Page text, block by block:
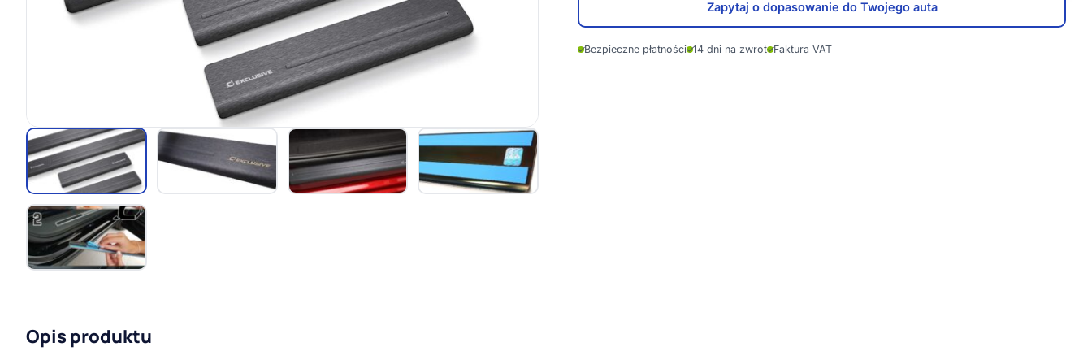
Zapytaj o dopasowanie do Twojego auta
✓Bezpieczne płatności✓14 dni na zwrot✓Faktura VAT
Opis produktu